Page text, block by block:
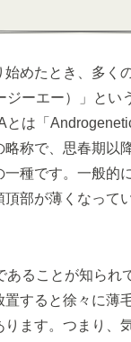
始めたとき、多く
ジーエー）」とい
とは「
略称で、思春期以
一種です。一般的
頂部が薄くなって
あることが知られ
置すると徐々に薄
ります。つまり、